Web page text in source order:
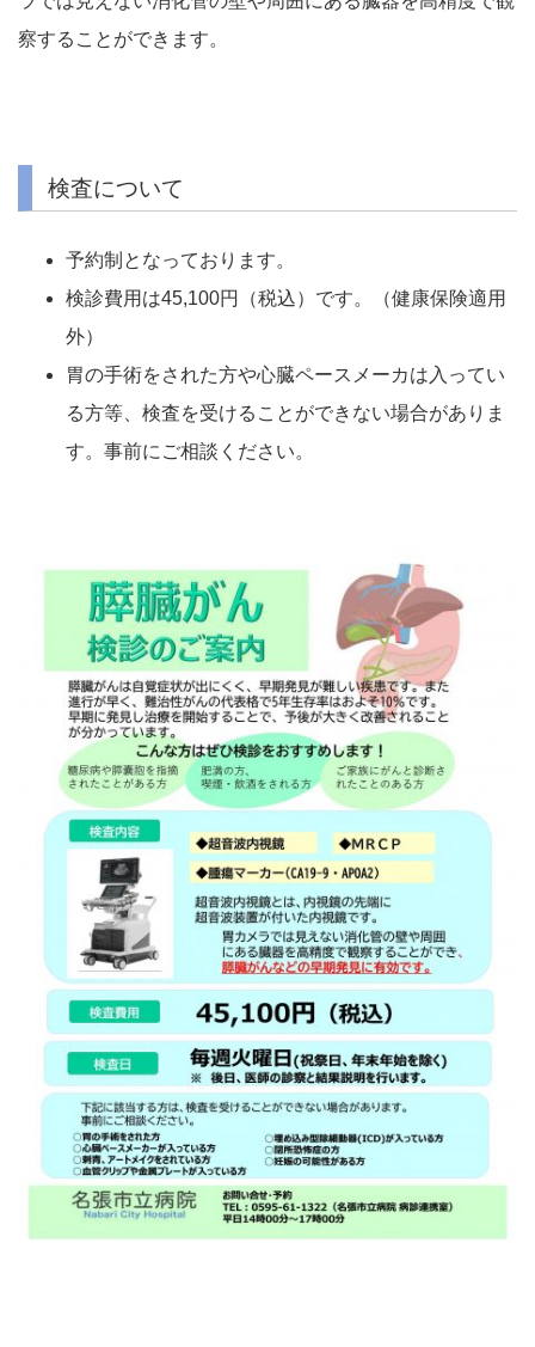
察することができます。
検査について
予約制となっております。
検診費用は45,100円（税込）です。（健康保険適用
外）
胃の手術をされた方や心臓ペースメーカは入ってい
る方等、検査を受けることができない場合がありま
す。事前にご相談ください。